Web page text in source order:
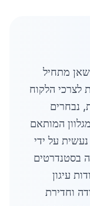
שאן מתחיל
לצרכי הלקוח
נבחרים
המותאם
על ידי
בסטנדרטים
נקודות עיגון
וחדירת